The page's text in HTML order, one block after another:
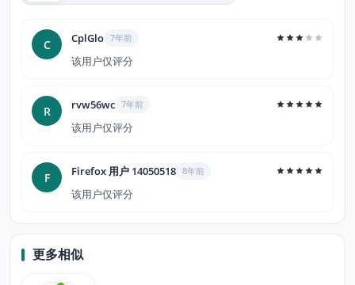
C CplGlo 7年前
该用户仅评分
R rvw56wc 7年前
该用户仅评分
F Firefox 用户 14050518 8年前
该用户仅评分
更多相似